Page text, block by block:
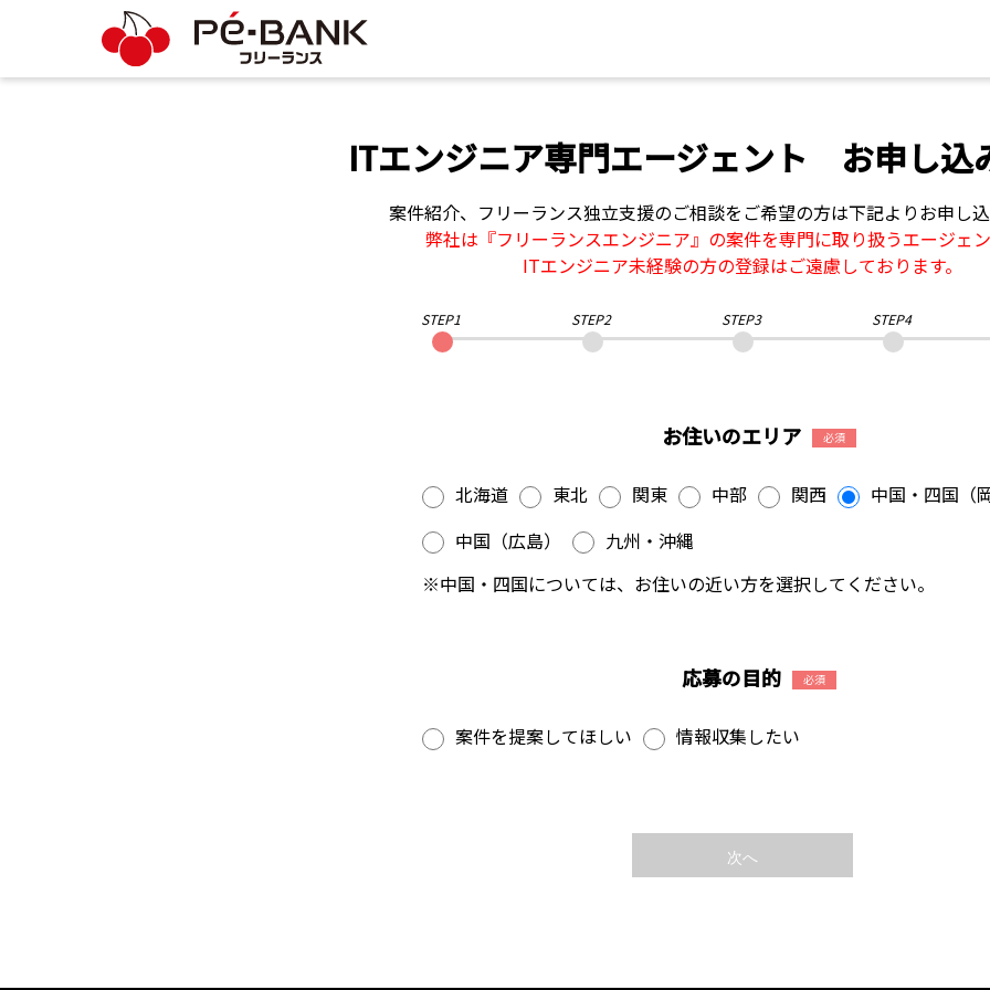
ITエンジニア専門エージェント お申し込
案件紹介、フリーランス独立支援のご相談をご希望の方は下記よりお申し
弊社は『フリーランスエンジニア』の案件を専門に取り扱うエージェ
ITエンジニア未経験の方の登録はご遠慮しております。
STEP1 STEP2 STEP3 STEP4
お住いのエリア 必須
北海道 東北 関東 中部 関西
中国・四国（
中国（広島）
九州・沖縄
※中国・四国については、お住いの近い方を選択してください。
応募の目的 必須
案件を提案してほしい 情報収集したい